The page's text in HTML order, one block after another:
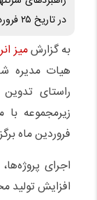
در تاریخ ۲۵ فروردین ماه برگزار خواهد شد.
به گزارشمیز
هیات مدیره
راستای
فروردین ماه
اجرای
افزایش تولید